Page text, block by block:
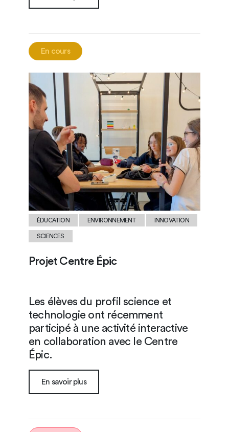
En cours
ÉDUCATION ENVIRONNEMENT INNOVATION
SCIENCES
Projet Centre Épic
Les élèves du profil science et
technologie ont récemment
participé à une activité interactive
en collaboration avec le Centre
Épic.
En savoir plus